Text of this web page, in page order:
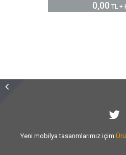
0,00 TL +
Sizlere vermiş olduğumuzhizmet